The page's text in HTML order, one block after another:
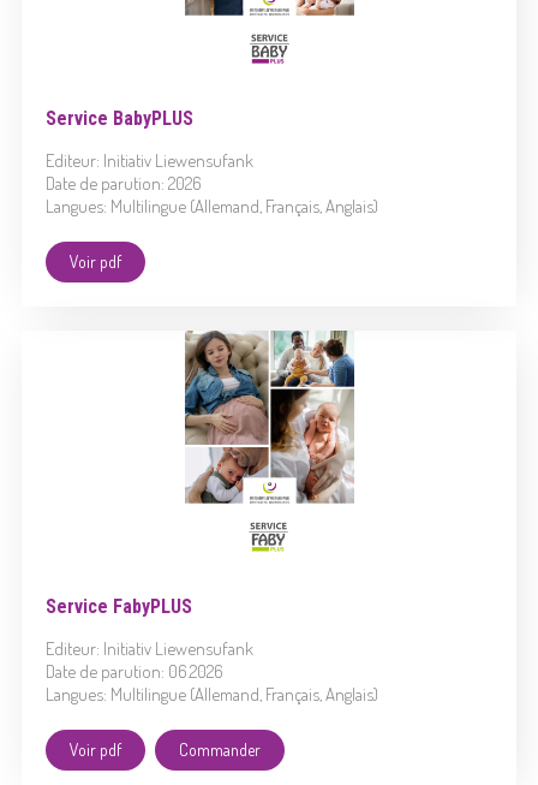
Service BabyPLUS
Editeur: Initiativ Liewensufank
Date de parution: 2026
Langues: Multilingue (Allemand, Français, Anglais)
Voir pdf
Service FabyPLUS
Editeur: Initiativ Liewensufank
Date de parution: 06.2026
Langues: Multilingue (Allemand, Français, Anglais)
Voir pdf Commander